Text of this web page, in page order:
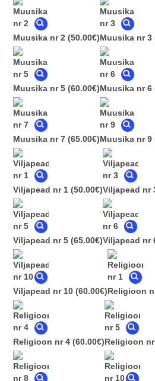
Muusika nr 2 (50.00€)Muusika nr 3
Muusika nr 5 (60.00€)Muusika nr 6
Muusika nr 7 (65.00€)Muusika nr 9
Viljapead nr 1 (50.00€)Viljapead nr
Viljapead nr 5 (65.00€)Viljapead nr
Viljapead nr 10 (60.00€)Religioon
Religioon nr 4 (60.00€)Religioon